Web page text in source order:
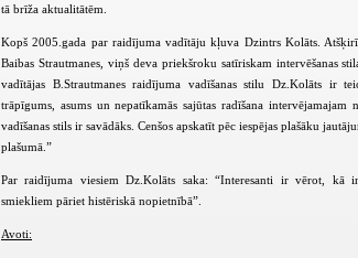
tā brīža aktualitātēm.
Kopš 2005.gada par raidījuma vadītāju kļuva Dzintrs Kolāts.
Baibas Strautmanes, viņš deva priekšroku satīriskam intervēšanas
vadītājas B.Strautmanes raidījuma vadīšanas stilu Dz.Kolāts ir
trāpīgums, asums un nepatīkamās sajūtas radīšana intervējamajam
vadīšanas stils ir savādāks. Cenšos apskatīt pēc iespējas plašāku
plašumā.”
Par raidījuma viesiem Dz.Kolāts saka: “Interesanti ir vērot, kā
smiekliem pāriet histēriskā nopietnībā”.
Avoti: